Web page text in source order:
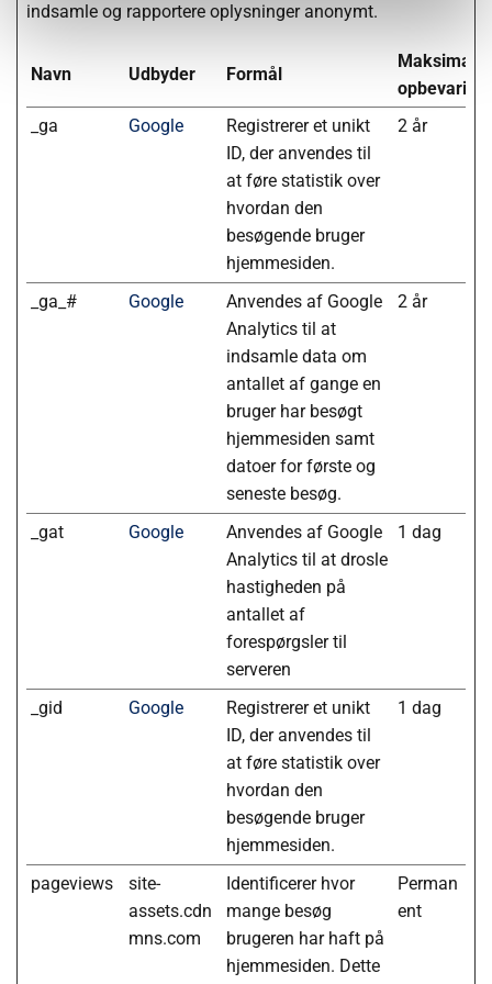
indsamle og rapportere oplysninger anonymt.
Navn Udbyder Formål
Maksimal
_ga
Google
Registrerer et unikt
ID, der anvendes til
at føre statistik over
hvordan den
besøgende bruger
hjemmesiden.
2 år
_ga_# Google
Anvendes af Google
Analytics til at
indsamle data om
antallet af gange en
bruger har besøgt
hjemmesiden samt
datoer for første og
seneste besøg.
2 år
_gat Google
Anvendes af Google
Analytics til at drosle
hastigheden på
antallet af
forespørgsler til
serveren
1 dag
_gid Google
Registrerer et unikt
ID, der anvendes til
at føre statistik over
hvordan den
besøgende bruger
hjemmesiden.
1 dag
pageviews
site-
assets.cdn
mns.com
Identificerer hvor
mange besøg
brugeren har haft på
hjemmesiden. Dette
Perman
ent